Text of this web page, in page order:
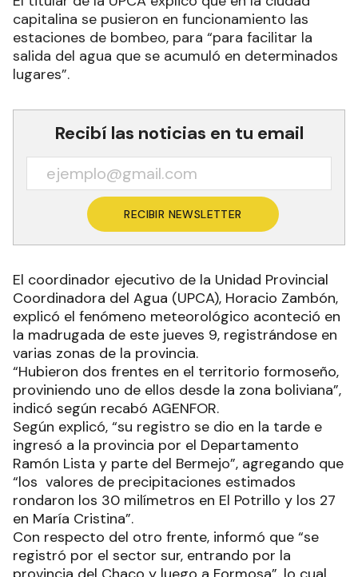
capitalina se pusieron en funcionamiento las
estaciones de bombeo, para “para facilitar la
salida del agua que se acumuló en determinados
lugares”.
Recibí las noticias en tu email
RECIBIR NEWSLETTER
El coordinador ejecutivo de la Unidad Provincial
Coordinadora del Agua (UPCA), Horacio Zambón,
explicó el fenómeno meteorológico aconteció en
la madrugada de este jueves 9, registrándose en
varias zonas de la provincia.
“Hubieron dos frentes en el territorio formoseño,
proviniendo uno de ellos desde la zona boliviana”,
indicó según recabó AGENFOR.
Según explicó, “su registro se dio en la tarde e
ingresó a la provincia por el Departamento
Ramón Lista y parte del Bermejo”, agregando que
“los valores de precipitaciones estimados
rondaron los 30 milímetros en El Potrillo y los 27
en María Cristina”.
Con respecto del otro frente, informó que “se
registró por el sector sur, entrando por la